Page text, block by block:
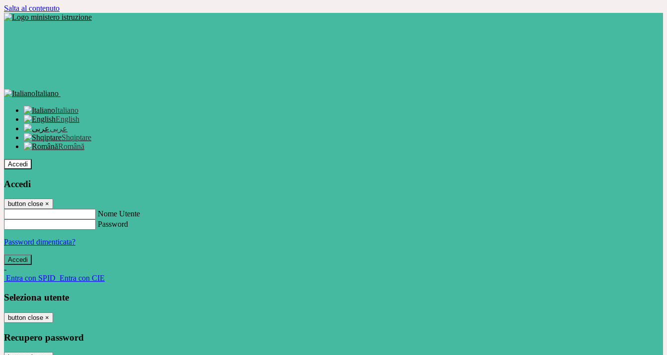
Salta al contenuto
Italiano
Italiano
English
عربى
Shqiptare
Română
Accedi
Accedi
button close ×
Nome Utente
Password
Password dimenticata?
-
Entra con SPID Entra con CIE
Seleziona utente
button close ×
Recupero password